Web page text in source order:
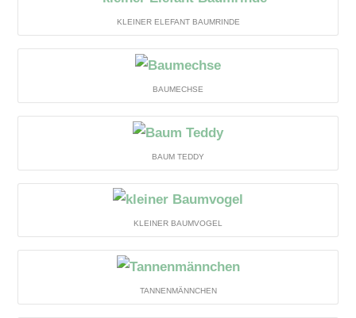
KLEINER ELEFANT BAUMRINDE
BAUMECHSE
BAUM TEDDY
KLEINER BAUMVOGEL
TANNENMÄNNCHEN